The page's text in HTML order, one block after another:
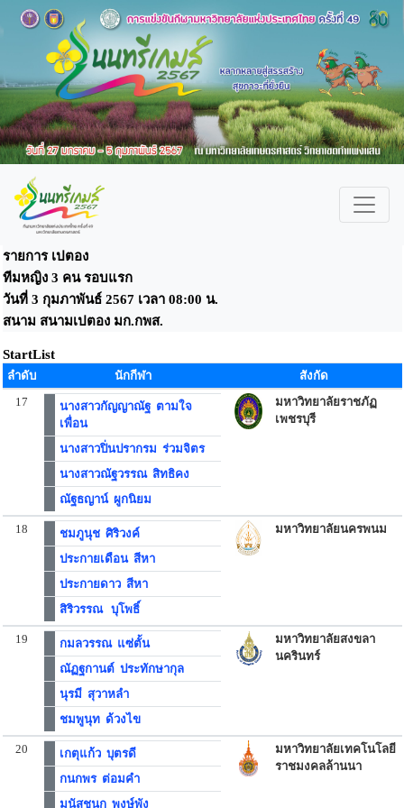
รายการ เปตอง
ทีมหญิง 3 คน รอบแรก
วันที่ 3 กุมภาพันธ์ 2567 เวลา 08:00 น.
สนาม สนามเปตอง มก.กพส.
StartList
ลำดับ นักกีฬา
สังกัด
17
นางสาวกัญญาณัฐ ตามใจ
เพื่อน
นางสาวปิ่นปรากรม ร่วมจิตร
นางสาวณัฐวรรณ สิทธิคง
ณัฐธญาน์ ผูกนิยม
มหาวิทยาลัยราชภัฏ
เพชรบุรี
18
ชมภูนุช ศิริวงค์
ประกายเดือน สีหา
ประกายดาว สีหา
สิริวรรณ บุโพธิ์
มหาวิทยาลัยนครพนม
19
กมลวรรณ แซ่ตั้น
ณัฏฐกานต์ ประทักษากุล
นุรมี สุวาหลำ
ชมพูนุท ด้วงไข
มหาวิทยาลัยสงขลา
นครินทร์
20
เกตุแก้ว บุตรดี
กนกพร ต่อมคำ
มนัสชนก พงษ์พัง
มหาวิทยาลัยเทคโนโลยี
ราชมงคลล้านนา